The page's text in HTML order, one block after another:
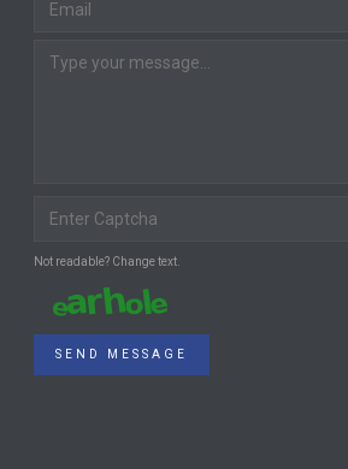
Not readable? Change text.
SEND MESSAGE